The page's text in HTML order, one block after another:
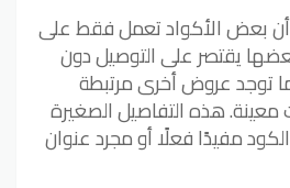
أن بعض الأكواد تعمل فقط على
يقتصر على التوصيل دون
توجد عروض أخرى مرتبطة
هذه التفاصيل الصغيرة
مفيدًا فعلًا أو مجرد عنوان